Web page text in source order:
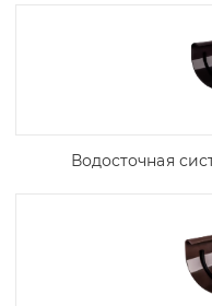
Водосточная